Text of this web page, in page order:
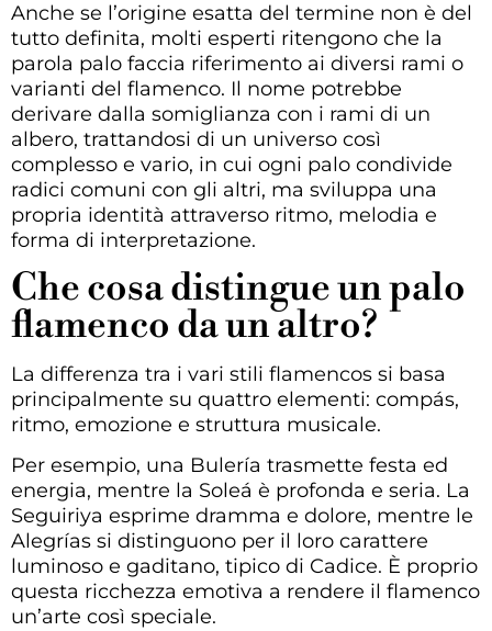
Anche se l’origine esatta del termine non è del
tutto definita, molti esperti ritengono che la
parola palo faccia riferimento ai diversi rami o
varianti del flamenco. Il nome potrebbe
derivare dalla somiglianza con i rami di un
albero, trattandosi di un universo così
complesso e vario, in cui ogni palo condivide
radici comuni con gli altri, ma sviluppa una
propria identità attraverso ritmo, melodia e
forma di interpretazione.
Che cosa distingue un palo
flamenco da un altro?
La differenza tra i vari stili flamencos si basa
principalmente su quattro elementi: compás,
ritmo, emozione e struttura musicale.
Per esempio, una Bulería trasmette festa ed
energia, mentre la Soleá è profonda e seria. La
Seguiriya esprime dramma e dolore, mentre le
Alegrías si distinguono per il loro carattere
luminoso e gaditano, tipico di Cadice. È proprio
questa ricchezza emotiva a rendere il flamenco
un’arte così speciale.